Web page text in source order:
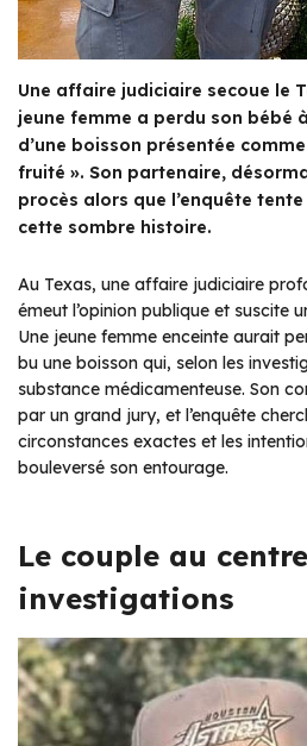
Une affaire judiciaire secoue le
jeune femme a perdu son bébé
d’une boisson présentée
fruité ». Son partenaire,
procès alors que l’enquête
cette sombre histoire.
Au Texas, une affaire judiciaire
émeut l’opinion publique et suscite
Une jeune femme enceinte aurait
bu une boisson qui, selon les
substance médicamenteuse. Son
par un grand jury, et l’enquête
circonstances exactes et les
bouleversé son entourage.
Le couple au
investigations